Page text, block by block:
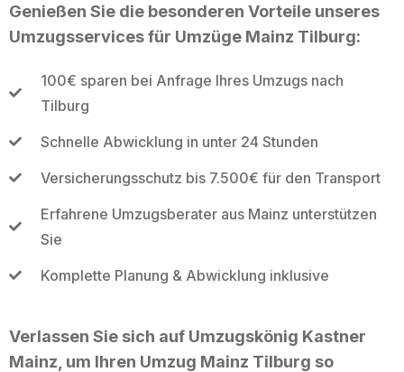
Genießen Sie die besonderen Vorteile unseres
Umzugsservices für Umzüge Mainz Tilburg:
100€ sparen bei Anfrage Ihres Umzugs nach
Tilburg
Schnelle Abwicklung in unter 24 Stunden
Versicherungsschutz bis 7.500€ für den Transport
Erfahrene Umzugsberater aus Mainz unterstützen
Sie
Komplette Planung & Abwicklung inklusive
Verlassen Sie sich auf Umzugskönig Kastner
Mainz, um Ihren Umzug Mainz Tilburg so